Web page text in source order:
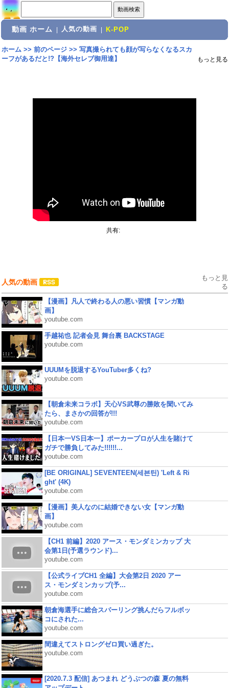
動画 ホーム 人気の動画 K-POP
ホーム>> 前のページ>> 写真撮られても顔が写らなくなるスカ
ーフがあるだと!?【海外セレブ御用達】
もっと見る
共有:
人気の動画
もっと見
る
【漫画】凡人で終わる人の悪い習慣【マンガ動
画】
youtube.com
手越祐也 記者会見 舞台裏 BACKSTAGE
youtube.com
UUUMを脱退するYouTuber多くね?
youtube.com
【朝倉未来コラボ】天心VS武尊の勝敗を聞いてみ
たら、まさかの回答が!!!
youtube.com
【日本一VS日本一】ポーカープロが人生を賭けて
ガチで勝負してみた!!!!!!...
youtube.com
[BE ORIGINAL] SEVENTEEN(세븐틴) 'Left & Ri
ght' (4K)
youtube.com
【漫画】美人なのに結婚できない女【マンガ動
画】
youtube.com
【CH1 前編】2020 アース・モンダミンカップ 大
会第1日(予選ラウンド)...
youtube.com
【公式ライブCH1 全編】大会第2日 2020 アー
ス・モンダミンカップ(予...
youtube.com
朝倉海選手に総合スパーリング挑んだらフルボッ
コにされた...
youtube.com
間違えてストロングゼロ買い過ぎた。
youtube.com
[2020.7.3 配信] あつまれ どうぶつの森 夏の無料